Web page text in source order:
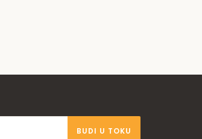
BUDI U TOKU